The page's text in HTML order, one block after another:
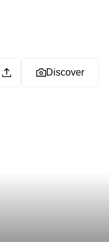
Discover